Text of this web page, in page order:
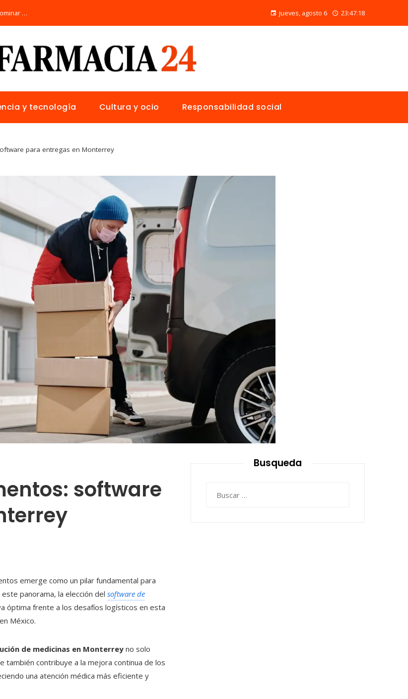
Los 10 animales con sentidos únicos para explorar y dominar su hábitat natural jueves, agosto 6 23:47:19
y tecnología Cultura y ocio Responsabilidad social
para entregas en Monterrey
software
emerge como un pilar fundamental para
panorama, la elección del software de
óptima frente a los desafíos logísticos en esta
México.
de medicinas en Monterrey no solo
también contribuye a la mejora continua de los
una atención médica más eficiente y
Busqueda